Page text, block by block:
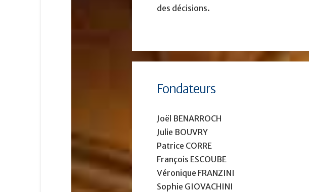
des décisions.
Fondateurs
Joël BENARROCH
Julie BOUVRY
Patrice CORRE
François ESCOUBE
Véronique FRANZINI
Sophie GIOVACHINI